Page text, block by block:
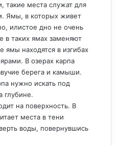
такие места служат для
Ямы, в которых живет
илистое дно не очень
в таких ямах заменяют
ямы находятся в изгибах
В озерах карпа
берега и камыши.
нужно искать под
глубине.
на поверхность. В
места в тени
воды, повернувшись